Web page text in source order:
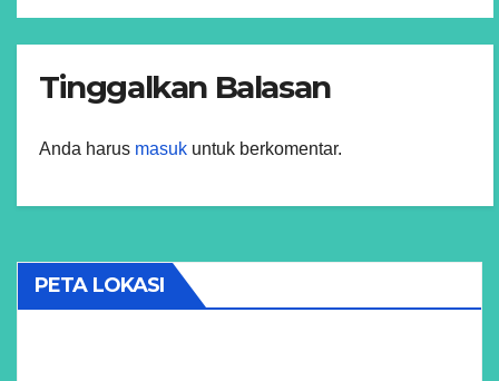
Tinggalkan Balasan
Anda harus masuk untuk berkomentar.
PETA LOKASI